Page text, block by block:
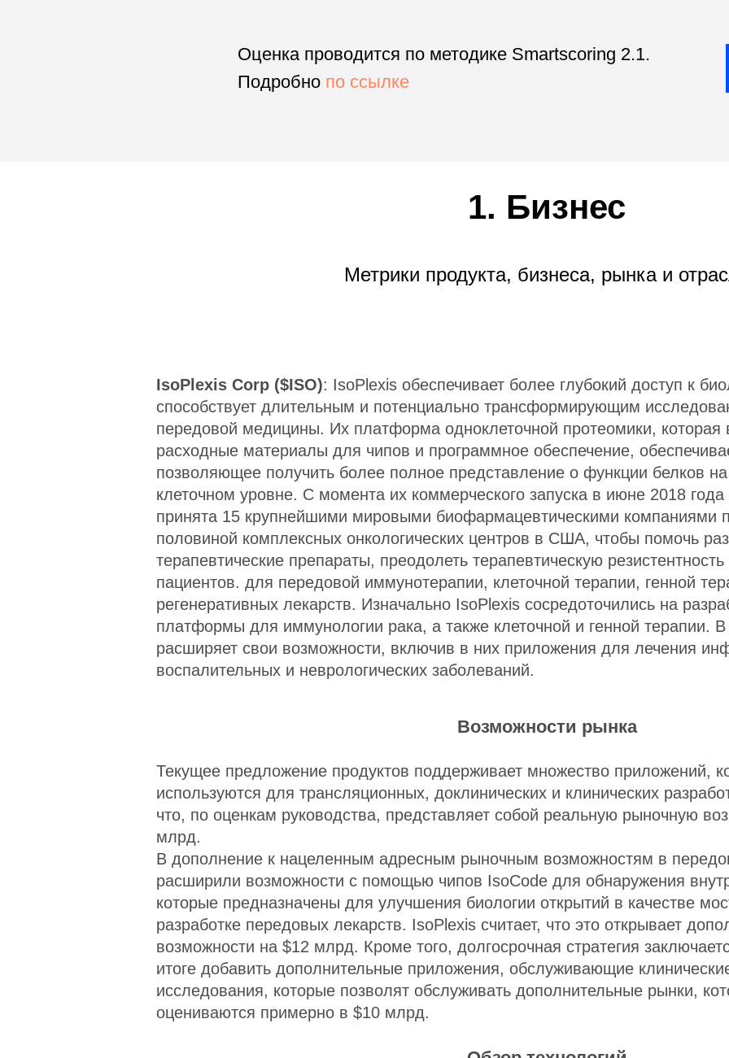
Оценка проводится по методике Smartscoring 2.1.
Подробно по ссылке
1. Бизнес
Метрики продукта, бизнеса, рынка и
IsoPlexis Corp ($ISO): IsoPlexis обеспечивает более глубокий доступ к
способствует длительным и потенциально трансформирующим
передовой медицины. Их платформа одноклеточной протеомики, которая
расходные материалы для чипов и программное обеспечение,
позволяющее получить более полное представление о функции белков
клеточном уровне. С момента их коммерческого запуска в июне 2018
принята 15 крупнейшими мировыми биофармацевтическими компаниями
половиной комплексных онкологических центров в США, чтобы помочь
терапевтические препараты, преодолеть терапевтическую
пациентов. для передовой иммунотерапии, клеточной терапии, генной
регенеративных лекарств. Изначально IsoPlexis сосредоточились на
платформы для иммунологии рака, а также клеточной и генной терапии.
расширяет свои возможности, включив в них приложения для лечения
воспалительных и неврологических заболеваний.
Возможности рынка
Текущее предложение продуктов поддерживает множество приложений,
используются для трансляционных, доклинических и клинических
что, по оценкам руководства, представляет собой реальную рыночную
млрд.
В дополнение к нацеленным адресным рыночным возможностям в
расширили возможности с помощью чипов IsoCode для обнаружения
которые предназначены для улучшения биологии открытий в качестве
разработке передовых лекарств. IsoPlexis считает, что это открывает
возможности на $12 млрд. Кроме того, долгосрочная стратегия
итоге добавить дополнительные приложения, обслуживающие
исследования, которые позволят обслуживать дополнительные рынки,
оцениваются примерно в $10 млрд.